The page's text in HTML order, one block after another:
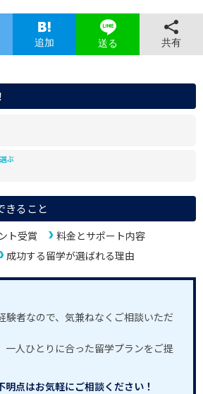
追加 送る 共有
ぶ
きること
ト受賞
料金とサポート内容
成功する留学が選ばれる理由
験者なので、気兼ねなくご相談いただ
一人ひとりに合った留学プランをご提
点はお気軽にご相談ください！